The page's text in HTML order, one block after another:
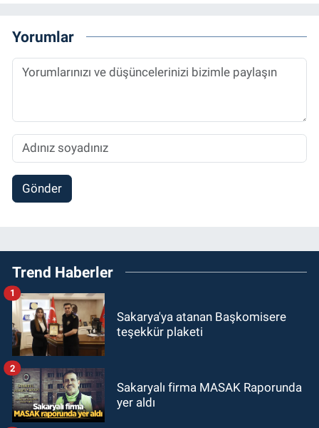
Yorumlar
Gönder
Trend Haberler
Sakarya'ya atanan Başkomisere
teşekkür plaketi
1
Sakaryalı firma MASAK Raporunda
yer aldı
2